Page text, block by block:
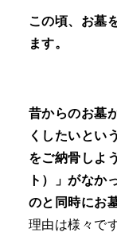
この頃、お墓
ます。
昔からのお墓
くしたいとい
をご納骨しよ
ト）」がなか
のと同時にお
理由は様々です